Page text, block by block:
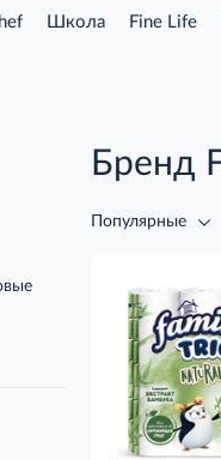
Школа Fine Life
Бренд
Популярные